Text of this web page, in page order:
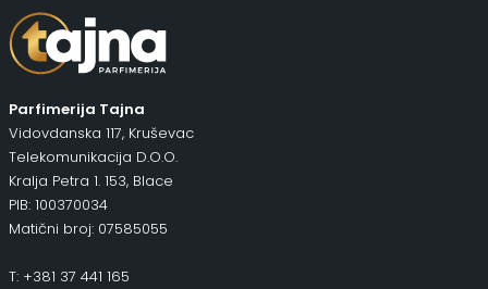
Parfimerija Tajna
Vidovdanska 117, Kruševac
Telekomunikacija D.O.O.
Kralja Petra 1. 153, Blace
PIB: 100370034
Matični broj: 07585055
T: +381 37 441 165